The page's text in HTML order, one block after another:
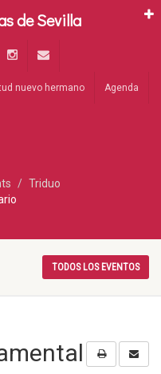
nuevo hermano Agenda
Triduo
TODOS LOS EVENTOS
de Sevilla